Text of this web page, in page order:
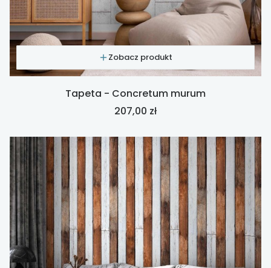
Zobacz produkt
Tapeta - Concretum murum
Cena
207,00 zł